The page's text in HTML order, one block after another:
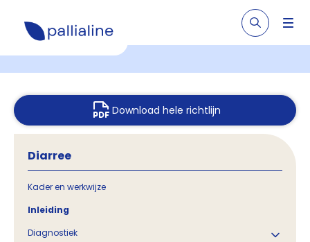
Download hele richtlijn
Diarree
Kader en werkwijze
Inleiding
Diagnostiek